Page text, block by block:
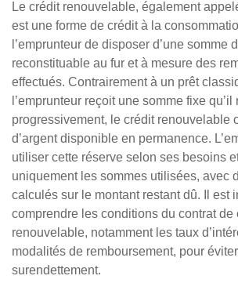
Le crédit renouvelable, également
est une forme de crédit à la
l’emprunteur de disposer d’une somme
reconstituable au fur et à mesure des
effectués. Contrairement à un prêt
l’emprunteur reçoit une somme fixe
progressivement, le crédit renouvelable
d’argent disponible en permanence.
utiliser cette réserve selon ses besoins
uniquement les sommes utilisées, avec
calculés sur le montant restant dû. Il est
comprendre les conditions du contrat de
renouvelable, notamment les taux
modalités de remboursement, pour
surendettement.